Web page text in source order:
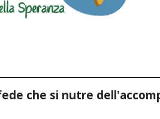
che si nutre